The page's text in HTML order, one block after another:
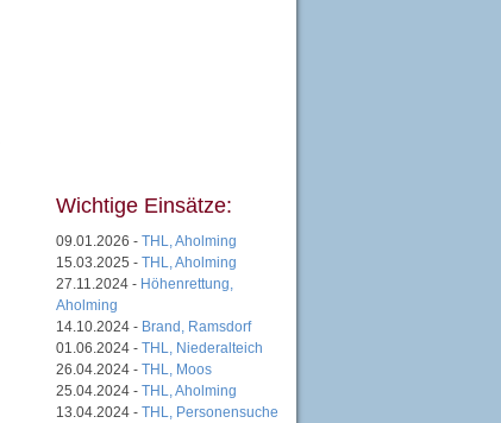
Wichtige Einsätze:
09.01.2026 - THL, Aholming
15.03.2025 - THL, Aholming
27.11.2024 - Höhenrettung,
Aholming
14.10.2024 - Brand, Ramsdorf
01.06.2024 - THL, Niederalteich
26.04.2024 - THL, Moos
25.04.2024 - THL, Aholming
13.04.2024 - THL, Personensuche